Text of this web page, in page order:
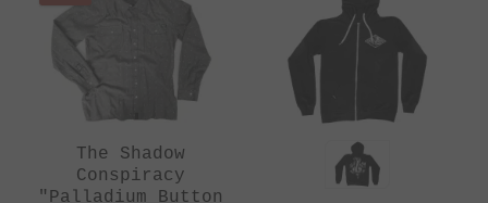
The Shadow
Conspiracy
"Palladium Button